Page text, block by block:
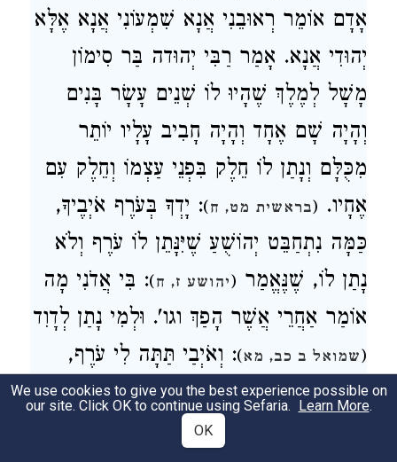
אָדָם אוֹמֵר רְאוּבֵנִי אֲנָא שִׁמְעוֹנִי אֲנָא אֶלָּא
יְהוּדִי אֲנָא. אָמַר רַבִּי יְהוּדה בַּר סִימוֹן
מָשָׁל לְמֶלֶךְ שֶׁהָיוּ לוֹ שְׁנֵים עָשָׂר בָּנִים
וְהָיָה שָׁם אֶחָד וְהָיָה חָבִיב עָלָיו יוֹתֵר
מִכֻּלָּם וְנָתַן לוֹ חֵלֶק בִּפְנֵי עַצְמוֹ וְחֵלֶק עִם
אֶחָיו. (בראשית מט, ח): יָדְךָ בְּעֹרֶף אֹיְבֶיךָ,
כַּמָּה נִתְחַבֵּט יְהוֹשֻׁעַ שֶׁיִּנָּתֵן לוֹ עֹרֶף וְלֹא
נָתַן לוֹ, שֶׁנֶּאֱמַר (יהושע ז, ח): בִּי אֲדֹנִי מָה
אוֹמַר אַחֲרֵי אֲשֶׁר הָפַךְ וגו'. וּלְמִי נָתַן לְדָוִד
(שמואל ב כב, מא): וְאֹיְבַי תַּתָּה לִי עֹרֶף,
לָמָה שֶׁהָיוּ פַּטְרִיקִין שֶׁלּוֹ, שֶׁכָּתוּב בּוֹ: יָדְךָ
בְּעֹרֶף אֹיְבֶיךָ. וְיִשְׁתַּחֲווּ לְךָ בְּנֵי אָבִיךָ, הָכָא
We use cookies to give you the best experience possible on
our site. Click OK to continue using Sefaria. Learn More.
OK